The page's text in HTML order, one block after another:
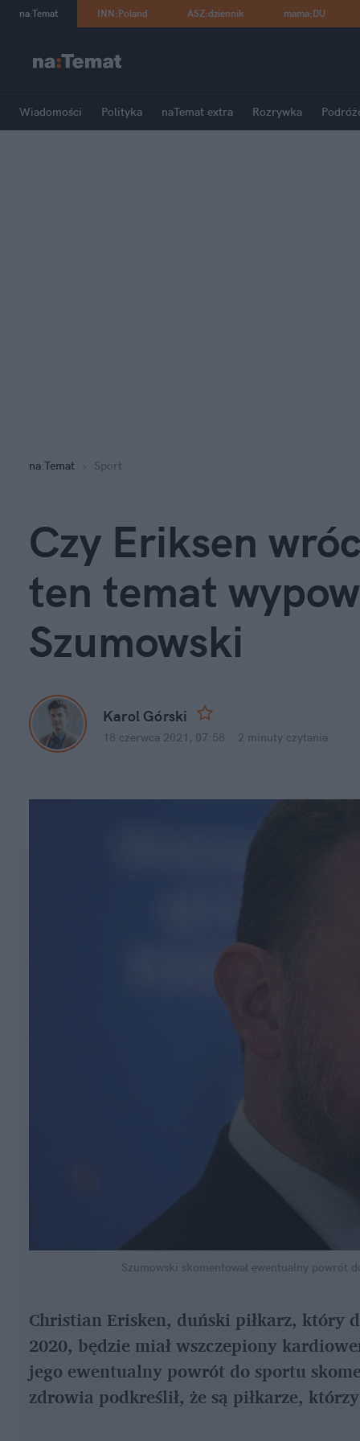
na:Temat INN:Poland ASZ:dziennik mama:DU
Wiadomości Polityka naTemat extra Rozrywka
na:Temat Sport
Czy Eriksen
ten temat
Szumowski
Karol Górski
18 czerwca 2021, 07:58 2 minuty czytania
Szumowski skomentował ewentualny powrót
Christian Erisken, duński piłkarz, który
2020, będzie miał wszczepiony
jego ewentualny powrót do sportu
zdrowia podkreślił, że są piłkarze,